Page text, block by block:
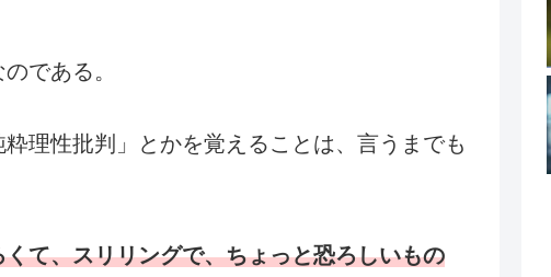
である。
理性批判」とかを覚えることは、言うまでも
て、スリリングで、ちょっと恐ろしいもの